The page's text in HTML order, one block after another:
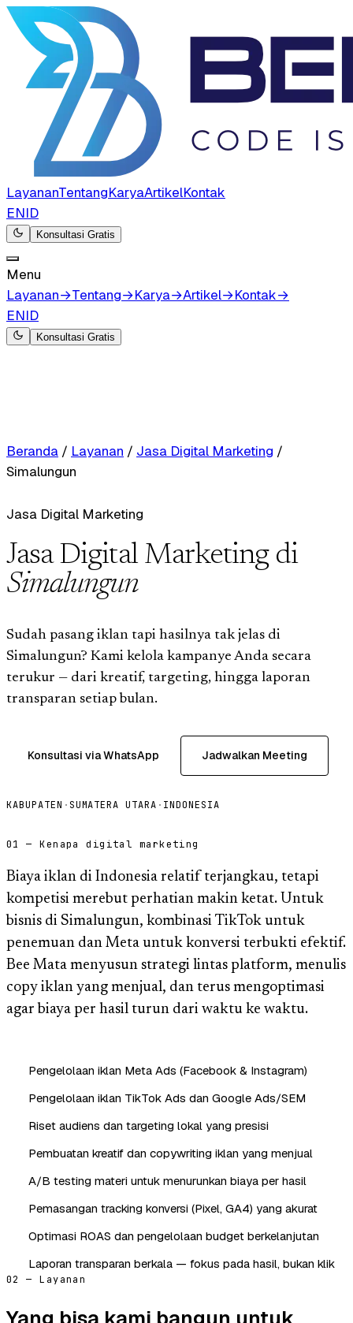
LayananTentangKaryaArtikelKontak
ENID
Konsultasi Gratis
Menu
Layanan→Tentang→Karya→Artikel→Kontak→
ENID
Konsultasi Gratis
Beranda / Layanan / Jasa Digital Marketing /
Simalungun
Jasa Digital Marketing
Jasa Digital Marketing di
Simalungun
Sudah pasang iklan tapi hasilnya tak jelas di
Simalungun? Kami kelola kampanye Anda secara
terukur — dari kreatif, targeting, hingga laporan
transparan setiap bulan.
Konsultasi via WhatsApp Jadwalkan Meeting
KABUPATEN · SUMATERA UTARA · INDONESIA
01 — Kenapa digital marketing
Biaya iklan di Indonesia relatif terjangkau, tetapi
kompetisi merebut perhatian makin ketat. Untuk
bisnis di Simalungun, kombinasi TikTok untuk
penemuan dan Meta untuk konversi terbukti efektif.
Bee Mata menyusun strategi lintas platform, menulis
copy iklan yang menjual, dan terus mengoptimasi
agar biaya per hasil turun dari waktu ke waktu.
Pengelolaan iklan Meta Ads (Facebook & Instagram)
Pengelolaan iklan TikTok Ads dan Google Ads/SEM
Riset audiens dan targeting lokal yang presisi
Pembuatan kreatif dan copywriting iklan yang menjual
A/B testing materi untuk menurunkan biaya per hasil
Pemasangan tracking konversi (Pixel, GA4) yang akurat
Optimasi ROAS dan pengelolaan budget berkelanjutan
Laporan transparan berkala — fokus pada hasil, bukan klik
02 — Layanan